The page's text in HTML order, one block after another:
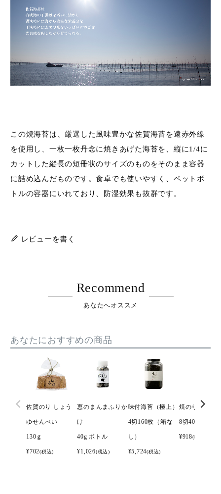
価格（税別）
在庫なし商品を表示しない
この焼海苔は、厳選した風味豊かな佐賀海苔を遠赤外線
を使用し、一枚一枚丹念に焼きあげた海苔を、縦に1/4に
カットした縦長の短冊状のサイズのものをそのまま容器
に詰め込んだものです。食卓でも使いやすく、ペットボ
トルの容器にいれており、防湿効果も抜群です。
レビューを書く
Recommend
あなたへオススメ
あなたにおすすめの商品
佐賀のり しょう
ゆせんべい
130ｇ
¥702(税込)
恵のまんまふりか
け
40g ボトル
¥1,026(税込)
味付海苔（極上）
4切160枚（箱な
し）
¥5,724(税込)
焼のり （極上
8切40枚
¥918(税込)